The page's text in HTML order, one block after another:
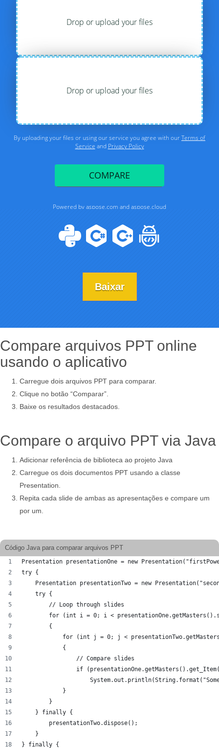
Baixar
Compare arquivos PPT online
usando o aplicativo
Carregue dois arquivos PPT para comparar.
Clique no botão “Comparar”.
Baixe os resultados destacados.
Compare o arquivo PPT via Java
Adicionar referência de biblioteca ao projeto Java
Carregue os dois documentos PPT usando a classe
Presentation.
Repita cada slide de ambas as apresentações e compare um
por um.
Código Java para comparar arquivos PPT
Presentation presentationOne = new
try {
Presentation presentationTwo = new
    try {
        // Loop through slides
for (int i = 0; i <
        {
for (int j = 0; j <
            {
                // Compare slides
if
            }
        }
    } finally {
        presentationTwo.dispose();
    }
} finally {